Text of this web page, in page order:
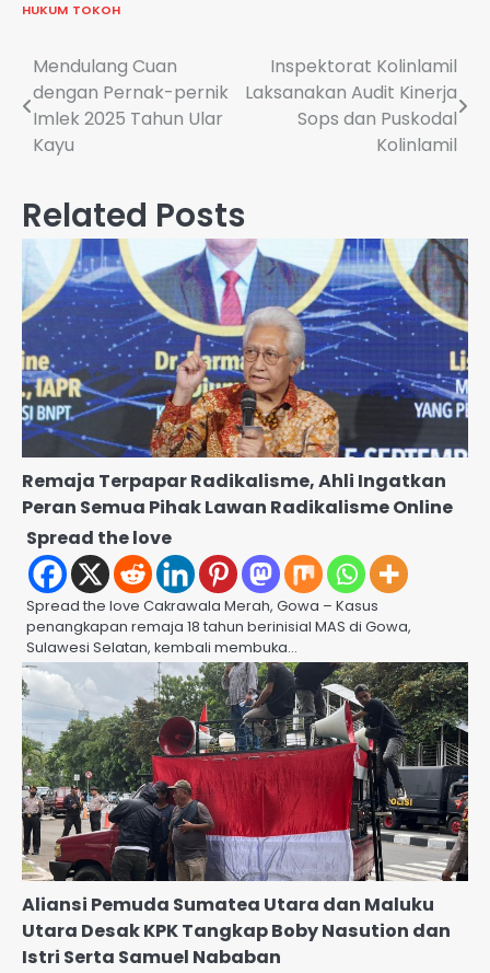
HUKUM TOKOH
Navigasi
pos
Mendulang Cuan
dengan Pernak-pernik
Imlek 2025 Tahun Ular
Kayu
Inspektorat Kolinlamil
Laksanakan Audit Kinerja
Sops dan Puskodal
Kolinlamil
Related Posts
Remaja Terpapar Radikalisme, Ahli Ingatkan
Peran Semua Pihak Lawan Radikalisme Online
Spread the love
Spread the love Cakrawala Merah, Gowa – Kasus
penangkapan remaja 18 tahun berinisial MAS di Gowa,
Sulawesi Selatan, kembali membuka…
Aliansi Pemuda Sumatea Utara dan Maluku
Utara Desak KPK Tangkap Boby Nasution dan
Istri Serta Samuel Nababan